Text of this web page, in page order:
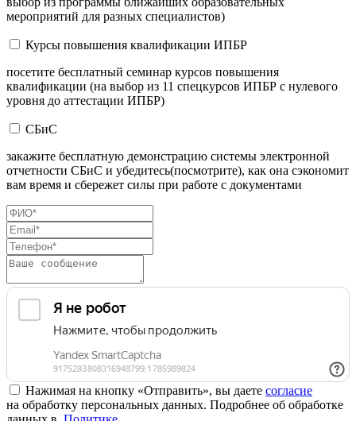
мероприятий для разных специалистов)
Курсы повышения квалификации ИПБР
посетите бесплатный семинар курсов повышения
квалификации (на выбор из 11 спецкурсов ИПБР с нулевого
уровня до аттестации ИПБР)
СБиС
закажите бесплатную демонстрацию системы электронной
отчетности СБиС и убедитесь(посмотрите), как она сэкономит
вам время и сбережет силы при работе с документами
Нажимая на кнопку «Отправить», вы даете согласие
на обработку персональных данных. Подробнее об обработке